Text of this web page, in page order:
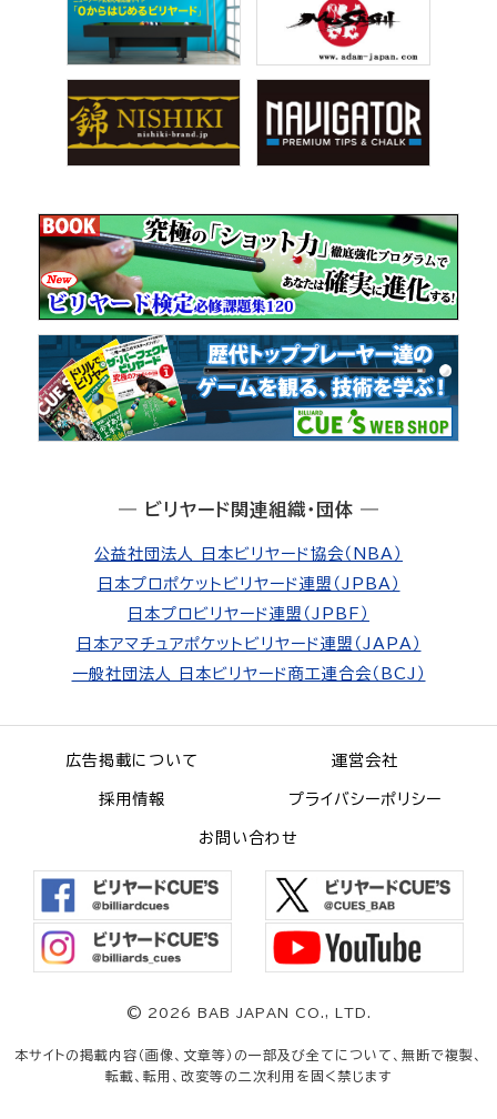
― ビリヤード関連組織・団体 ―
公益社団法人 日本ビリヤード協会（NBA）
日本プロポケットビリヤード連盟（JPBA）
日本プロビリヤード連盟（JPBF）
日本アマチュアポケットビリヤード連盟（JAPA）
一般社団法人 日本ビリヤード商工連合会（BCJ）
広告掲載について 運営会社
採用情報 プライバシーポリシー
お問い合わせ
© 2026 BAB JAPAN CO., LTD.
本サイトの掲載内容（画像、文章等）の一部及び全てについて、無断で複製、
転載、転用、改変等の二次利用を固く禁じます